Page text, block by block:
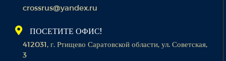
crossrus@yandex.ru
ПОСЕТИТЕ ОФИС!
412031, г. Ртищево Саратовской области, ул. Советская,
3